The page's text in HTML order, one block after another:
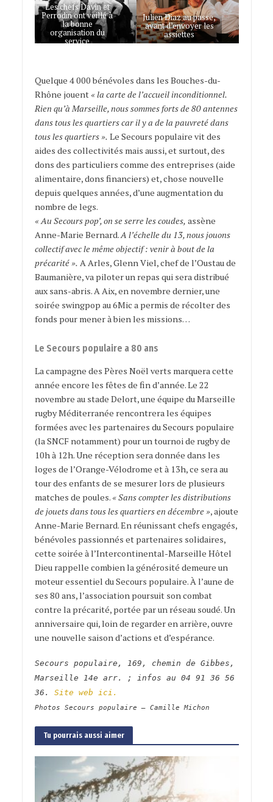
Les chefs Davin et
Perrodin ont veillé à
la bonne
organisation du
service
Julien Diaz au passe,
avant d’envoyer les
assiettes
Quelque 4 000 bénévoles dans les Bouches-du-
Rhône jouent « la carte de l’accueil inconditionnel.
Rien qu’à Marseille, nous sommes forts de 80 antennes
dans tous les quartiers car il y a de la pauvreté dans
tous les quartiers ». Le Secours populaire vit des
aides des collectivités mais aussi, et surtout, des
dons des particuliers comme des entreprises (aide
alimentaire, dons financiers) et, chose nouvelle
depuis quelques années, d’une augmentation du
nombre de legs.
« Au Secours pop’, on se serre les coudes, assène
Anne-Marie Bernard. A l’échelle du 13, nous jouons
collectif avec le même objectif : venir à bout de la
précarité ». A Arles, Glenn Viel, chef de l’Oustau de
Baumanière, va piloter un repas qui sera distribué
aux sans-abris. A Aix, en novembre dernier, une
soirée swingpop au 6Mic a permis de récolter des
fonds pour mener à bien les missions…
Le Secours populaire a 80 ans
La campagne des Pères Noël verts marquera cette
année encore les fêtes de fin d’année. Le 22
novembre au stade Delort, une équipe du Marseille
rugby Méditerranée rencontrera les équipes
formées avec les partenaires du Secours populaire
(la SNCF notamment) pour un tournoi de rugby de
10h à 12h. Une réception sera donnée dans les
loges de l’Orange-Vélodrome et à 13h, ce sera au
tour des enfants de se mesurer lors de plusieurs
matches de poules. « Sans compter les distributions
de jouets dans tous les quartiers en décembre », ajoute
Anne-Marie Bernard. En réunissant chefs engagés,
bénévoles passionnés et partenaires solidaires,
cette soirée à l’Intercontinental-Marseille Hôtel
Dieu rappelle combien la générosité demeure un
moteur essentiel du Secours populaire. À l’aune de
ses 80 ans, l’association poursuit son combat
contre la précarité, portée par un réseau soudé. Un
anniversaire qui, loin de regarder en arrière, ouvre
une nouvelle saison d’actions et d’espérance.
Secours populaire, 169, chemin de Gibbes,
Marseille 14e arr. ; infos au 04 91 36 56
36. Site web ici.
Photos Secours populaire – Camille Michon
Tu pourrais aussi aimer